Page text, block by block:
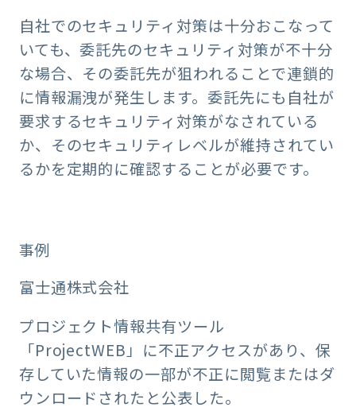
自社でのセキュリティ対策は十分おこなって
いても、委託先のセキュリティ対策が不十分
な場合、その委託先が狙われることで連鎖的
に情報漏洩が発生します。委託先にも自社が
要求するセキュリティ対策がなされている
か、そのセキュリティレベルが維持されてい
るかを定期的に確認することが必要です。
事例
富士通株式会社
プロジェクト情報共有ツール
「ProjectWEB」に不正アクセスがあり、保
存していた情報の一部が不正に閲覧またはダ
ウンロードされたと公表した。